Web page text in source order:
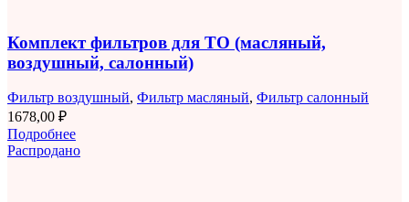
Комплект фильтров для ТО (масляный,
воздушный, салонный)
Фильтр воздушный, Фильтр масляный, Фильтр салонный
1678,00 ₽
Подробнее
Распродано